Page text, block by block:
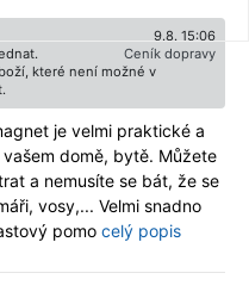
9.8. 15:06
Ceník dopravy
které není možné v
je velmi praktické a
domě, bytě. Můžete
a nemusíte se bát, že se
vosy,... Velmi snadno
pomo celý popis